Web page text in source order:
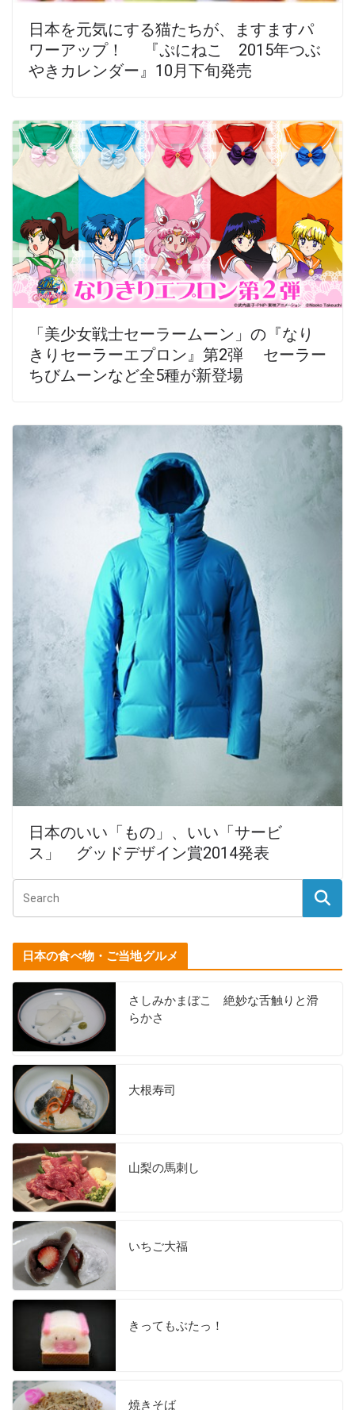
日本を元気にする猫たちが、ますますパ
ワーアップ！ 『ぷにねこ 2015年つぶ
やきカレンダー』10月下旬発売
「美少女戦士セーラームーン」の『なり
きりセーラーエプロン』第2弾 セーラー
ちびムーンなど全5種が新登場
日本のいい「もの」、いい「サービ
ス」 グッドデザイン賞2014発表
日本の食べ物・ご当地グルメ
さしみかまぼこ 絶妙な舌触りと滑
らかさ
大根寿司
山梨の馬刺し
いちご大福
きってもぶたっ！
焼きそば